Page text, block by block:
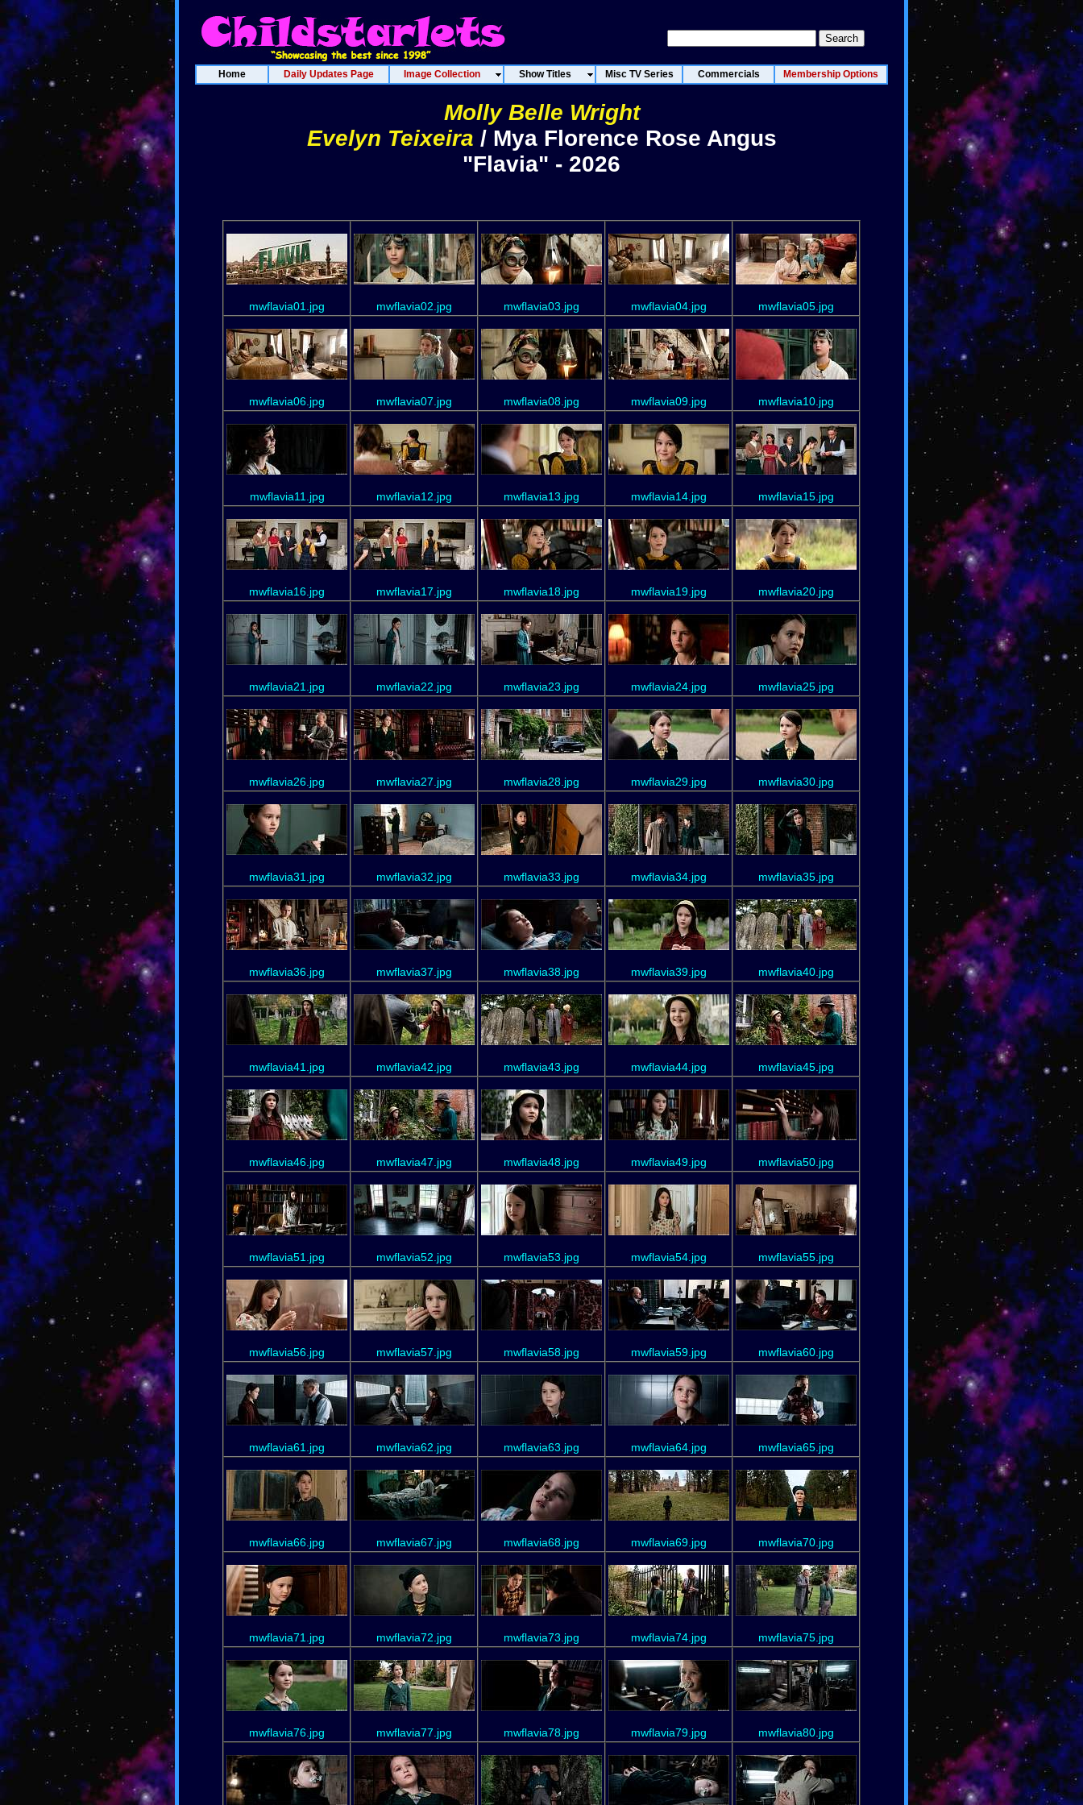
Home Daily Updates Page Image Collection Show Titles Misc TV Series Commercials Membership Options
Molly Belle Wright
Evelyn Teixeira / Mya Florence Rose Angus
"Flavia" - 2026
mwflavia01.jpg mwflavia02.jpg mwflavia03.jpg mwflavia04.jpg mwflavia05.jpg
mwflavia06.jpg mwflavia07.jpg mwflavia08.jpg mwflavia09.jpg mwflavia10.jpg
mwflavia11.jpg mwflavia12.jpg mwflavia13.jpg mwflavia14.jpg mwflavia15.jpg
mwflavia16.jpg mwflavia17.jpg mwflavia18.jpg mwflavia19.jpg mwflavia20.jpg
mwflavia21.jpg mwflavia22.jpg mwflavia23.jpg mwflavia24.jpg mwflavia25.jpg
mwflavia26.jpg mwflavia27.jpg mwflavia28.jpg mwflavia29.jpg mwflavia30.jpg
mwflavia31.jpg mwflavia32.jpg mwflavia33.jpg mwflavia34.jpg mwflavia35.jpg
mwflavia36.jpg mwflavia37.jpg mwflavia38.jpg mwflavia39.jpg mwflavia40.jpg
mwflavia41.jpg mwflavia42.jpg mwflavia43.jpg mwflavia44.jpg mwflavia45.jpg
mwflavia46.jpg mwflavia47.jpg mwflavia48.jpg mwflavia49.jpg mwflavia50.jpg
mwflavia51.jpg mwflavia52.jpg mwflavia53.jpg mwflavia54.jpg mwflavia55.jpg
mwflavia56.jpg mwflavia57.jpg mwflavia58.jpg mwflavia59.jpg mwflavia60.jpg
mwflavia61.jpg mwflavia62.jpg mwflavia63.jpg mwflavia64.jpg mwflavia65.jpg
mwflavia66.jpg mwflavia67.jpg mwflavia68.jpg mwflavia69.jpg mwflavia70.jpg
mwflavia71.jpg mwflavia72.jpg mwflavia73.jpg mwflavia74.jpg mwflavia75.jpg
mwflavia76.jpg mwflavia77.jpg mwflavia78.jpg mwflavia79.jpg mwflavia80.jpg